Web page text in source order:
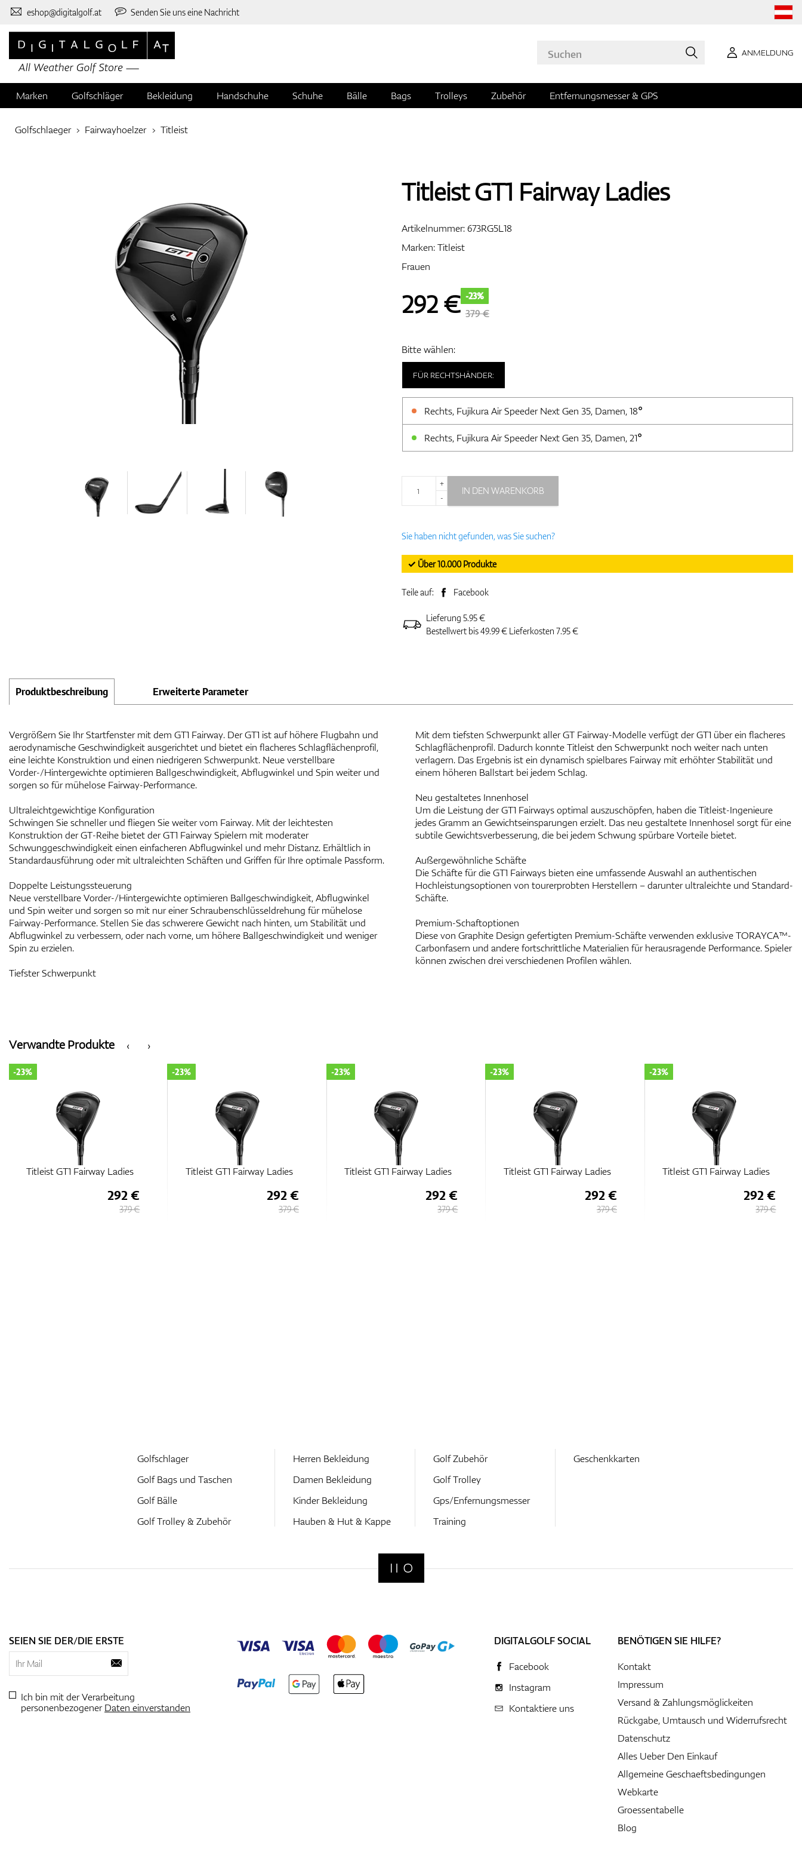
eshop@digitalgolf.at Senden Sie uns eine Nachricht
ANMELDUNG
Marken Golfschläger Bekleidung Handschuhe Schuhe Bälle Bags Trolleys Zubehör Entfernungsmesser & GPS
Golfschlaeger Fairwayhoelzer Titleist
Titleist GT1 Fairway Ladies
Artikelnummer:673RG5L18
Marken:Titleist
Frauen
292€ -23%
379 €
Bitte wählen:
FÜR RECHTSHÄNDER:
Rechts, Fujikura Air Speeder Next Gen 35, Damen, 18°
Rechts, Fujikura Air Speeder Next Gen 35, Damen, 21°
+
-
IN DEN WARENKORB
Sie haben nicht gefunden, was Sie suchen?
✓ Über 10.000 Produkte
Teile auf: Facebook
Lieferung 5.95 €
Bestellwert bis 49.99 € Lieferkosten 7.95 €
Produktbeschreibung Erweiterte Parameter
Vergrößern Sie Ihr Startfenster mit dem GT1 Fairway. Der GT1 ist auf höhere Flugbahn und
aerodynamische Geschwindigkeit ausgerichtet und bietet ein flacheres Schlagflächenprofil,
eine leichte Konstruktion und einen niedrigeren Schwerpunkt. Neue verstellbare
Vorder-/Hintergewichte optimieren Ballgeschwindigkeit, Abflugwinkel und Spin weiter und
sorgen so für mühelose Fairway-Performance.
Ultraleichtgewichtige Konfiguration
Schwingen Sie schneller und fliegen Sie weiter vom Fairway. Mit der leichtesten
Konstruktion der GT-Reihe bietet der GT1 Fairway Spielern mit moderater
Schwunggeschwindigkeit einen einfacheren Abflugwinkel und mehr Distanz. Erhältlich in
Standardausführung oder mit ultraleichten Schäften und Griffen für Ihre optimale Passform.
Doppelte Leistungssteuerung
Neue verstellbare Vorder-/Hintergewichte optimieren Ballgeschwindigkeit, Abflugwinkel
und Spin weiter und sorgen so mit nur einer Schraubenschlüsseldrehung für mühelose
Fairway-Performance. Stellen Sie das schwerere Gewicht nach hinten, um Stabilität und
Abflugwinkel zu verbessern, oder nach vorne, um höhere Ballgeschwindigkeit und weniger
Spin zu erzielen.
Tiefster Schwerpunkt
Mit dem tiefsten Schwerpunkt aller GT Fairway-Modelle verfügt der GT1 über ein flacheres
Schlagflächenprofil. Dadurch konnte Titleist den Schwerpunkt noch weiter nach unten
verlagern. Das Ergebnis ist ein dynamisch spielbares Fairway mit erhöhter Stabilität und
einem höheren Ballstart bei jedem Schlag.
Neu gestaltetes Innenhosel
Um die Leistung der GT1 Fairways optimal auszuschöpfen, haben die Titleist-Ingenieure
jedes Gramm an Gewichtseinsparungen erzielt. Das neu gestaltete Innenhosel sorgt für eine
subtile Gewichtsverbesserung, die bei jedem Schwung spürbare Vorteile bietet.
Außergewöhnliche Schäfte
Die Schäfte für die GT1 Fairways bieten eine umfassende Auswahl an authentischen
Hochleistungsoptionen von tourerprobten Herstellern – darunter ultraleichte und Standard-
Schäfte.
Premium-Schaftoptionen
Diese von Graphite Design gefertigten Premium-Schäfte verwenden exklusive TORAYCA™-
Carbonfasern und andere fortschrittliche Materialien für herausragende Performance. Spieler
können zwischen drei verschiedenen Profilen wählen.
‹
Verwandte Produkte ›
Titleist GT1 Fairway Ladies
-23%
292 €
379 €
Titleist GT1 Fairway Ladies
-23%
292 €
379 €
Titleist GT1 Fairway Ladies
-23%
292 €
379 €
Titleist GT1 Fairway Ladies
-23%
292 €
379 €
Titleist GT1 Fairway Ladies
-23%
292 €
379 €
Golfschlager
Golf Bags und Taschen
Golf Bälle
Golf Trolley & Zubehör
Herren Bekleidung
Damen Bekleidung
Kinder Bekleidung
Hauben & Hut & Kappe
Golf Zubehör
Golf Trolley
Gps/Enfernungsmesser
Training
Geschenkkarten
SEIEN SIE DER/DIE ERSTE
Ich bin mit der Verarbeitung
personenbezogenerDaten einverstanden
DIGITALGOLF SOCIAL
Facebook
Instagram
Kontaktiere uns
BENÖTIGEN SIE HILFE?
Kontakt
Impressum
Versand & Zahlungsmöglickeiten
Rückgabe, Umtausch und Widerrufsrecht
Datenschutz
Alles Ueber Den Einkauf
Allgemeine Geschaeftsbedingungen
Webkarte
Groessentabelle
Blog